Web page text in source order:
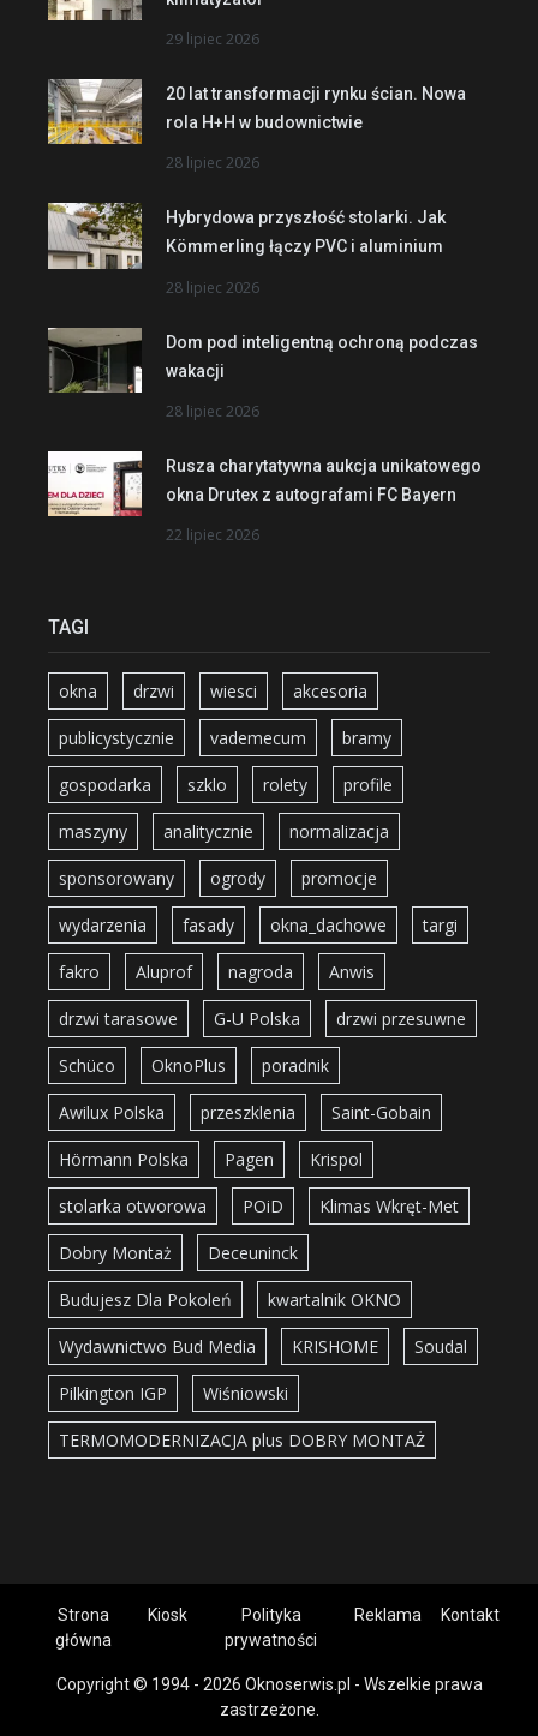
29 lipiec 2026
20 lat transformacji rynku ścian. Nowa
rola H+H w budownictwie
28 lipiec 2026
Hybrydowa przyszłość stolarki. Jak
Kömmerling łączy PVC i aluminium
28 lipiec 2026
Dom pod inteligentną ochroną podczas
wakacji
28 lipiec 2026
Rusza charytatywna aukcja unikatowego
okna Drutex z autografami FC Bayern
22 lipiec 2026
TAGI
okna drzwi wiesci akcesoria
publicystycznie vademecum bramy
gospodarka szklo rolety profile
maszyny analitycznie normalizacja
sponsorowany ogrody promocje
wydarzenia fasady okna_dachowe targi
fakro Aluprof nagroda Anwis
drzwi tarasowe G-U Polska drzwi przesuwne
Schüco OknoPlus poradnik
Awilux Polska przeszklenia Saint-Gobain
Hörmann Polska Pagen Krispol
stolarka otworowa POiD Klimas Wkręt-Met
Dobry Montaż Deceuninck
Budujesz Dla Pokoleń kwartalnik OKNO
Wydawnictwo Bud Media KRISHOME Soudal
Pilkington IGP Wiśniowski
TERMOMODERNIZACJA plus DOBRY MONTAŻ
Strona
główna
Kiosk
Polityka
prywatności
Reklama Kontakt
Copyright © 1994 - 2026 Oknoserwis.pl - Wszelkie prawa
zastrzeżone.